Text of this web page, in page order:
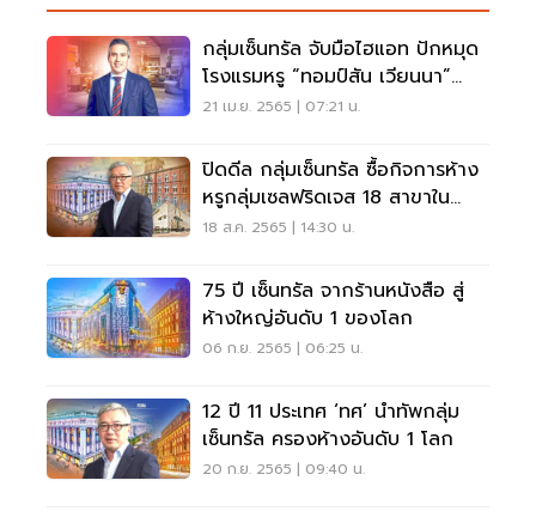
กลุ่มเซ็นทรัล จับมือไฮแอท ปักหมุด
โรงแรมหรู “ทอมป์สัน เวียนนา”
ออสเตรีย
21 เม.ย. 2565 | 07:21 น.
ปิดดีล กลุ่มเซ็นทรัล ซื้อกิจการห้าง
หรูกลุ่มเซลฟริดเจส 18 สาขาใน
ยุโรป
18 ส.ค. 2565 | 14:30 น.
75 ปี เซ็นทรัล จากร้านหนังสือ สู่
ห้างใหญ่อันดับ 1 ของโลก
06 ก.ย. 2565 | 06:25 น.
12 ปี 11 ประเทศ ‘ทศ’ นำทัพกลุ่ม
เซ็นทรัล ครองห้างอันดับ 1 โลก
20 ก.ย. 2565 | 09:40 น.